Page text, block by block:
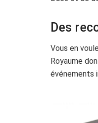
Des
Vous en
Royaume
événements